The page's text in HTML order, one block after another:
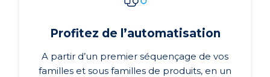
Profitez de l’automatisation
A partir d’un premier séquençage de vos
familles et sous familles de produits, en un